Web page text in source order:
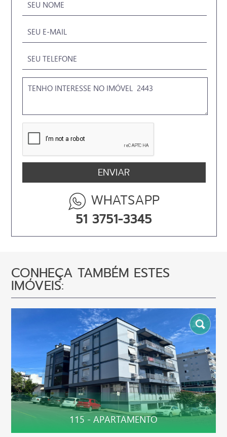
WHATSAPP
51 3751-3345
CONHEÇA TAMBÉM ESTES
IMÓVEIS:
115 - APARTAMENTO